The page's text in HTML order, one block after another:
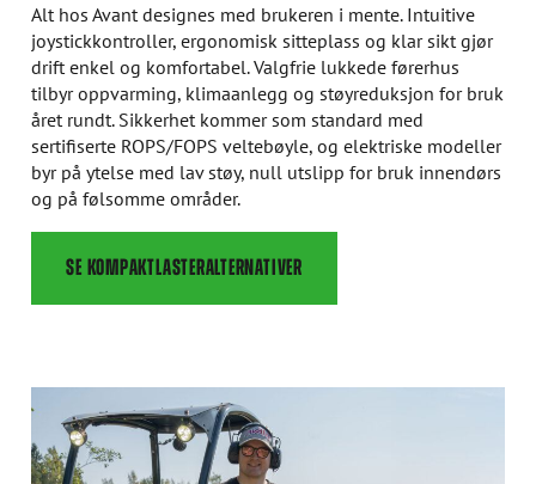
Alt hos Avant designes med brukeren i mente. Intuitive
joystickkontroller, ergonomisk sitteplass og klar sikt gjør
drift enkel og komfortabel. Valgfrie lukkede førerhus
tilbyr oppvarming, klimaanlegg og støyreduksjon for bruk
året rundt. Sikkerhet kommer som standard med
sertifiserte ROPS/FOPS veltebøyle, og elektriske modeller
byr på ytelse med lav støy, null utslipp for bruk innendørs
og på følsomme områder.
SE KOMPAKTLASTERALTERNATIVER